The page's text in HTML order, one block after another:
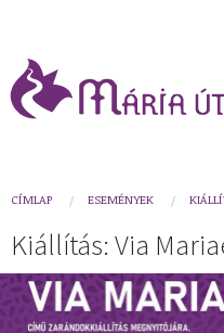
tartalomra
You
are
CÍMLAP ESEMÉNYEK
Kiállítás: Via